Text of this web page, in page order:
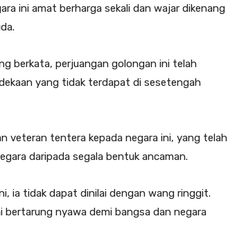
ini amat berharga sekali dan wajar dikenang
berkata, perjuangan golongan ini telah
yang tidak terdapat di sesetengah
veteran tentera kepada negara ini, yang telah
daripada segala bentuk ancaman.
ia tidak dapat dinilai dengan wang ringgit.
nyawa demi bangsa dan negara